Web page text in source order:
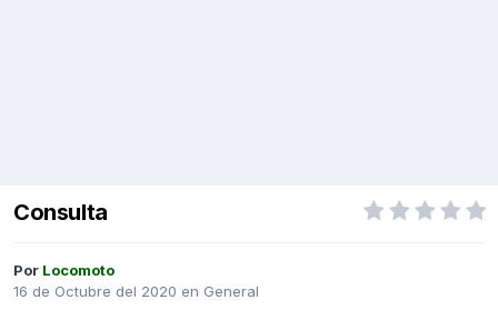
Consulta
Por Locomoto
16 de Octubre del 2020 en General